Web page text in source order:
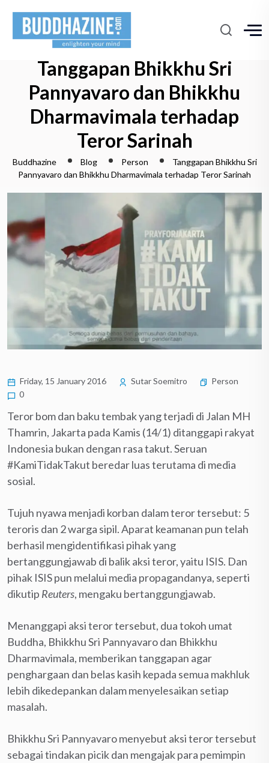
Tanggapan Bhikkhu Sri
Pannyavaro dan Bhikkhu
Dharmavimala terhadap
Teror Sarinah
Buddhazine Blog Person
Tanggapan Bhikkhu Sri
Pannyavaro dan Bhikkhu Dharmavimala terhadap Teror Sarinah
Friday, 15 January 2016 Sutar Soemitro
Person
0
Teror bom dan baku tembak yang terjadi di Jalan MH
Thamrin, Jakarta pada Kamis (14/1) ditanggapi rakyat
Indonesia bukan dengan rasa takut. Seruan
#KamiTidakTakut beredar luas terutama di media
sosial.
Tujuh nyawa menjadi korban dalam teror tersebut: 5
teroris dan 2 warga sipil. Aparat keamanan pun telah
berhasil mengidentifikasi pihak yang
bertanggungjawab di balik aksi teror, yaitu ISIS. Dan
pihak ISIS pun melalui media propagandanya, seperti
dikutip Reuters, mengaku bertanggungjawab.
Menanggapi aksi teror tersebut, dua tokoh umat
Buddha, Bhikkhu Sri Pannyavaro dan Bhikkhu
Dharmavimala, memberikan tanggapan agar
penghargaan dan belas kasih kepada semua makhluk
lebih dikedepankan dalam menyelesaikan setiap
masalah.
Bhikkhu Sri Pannyavaro menyebut aksi teror tersebut
sebagai tindakan picik dan mengajak para pemimpin